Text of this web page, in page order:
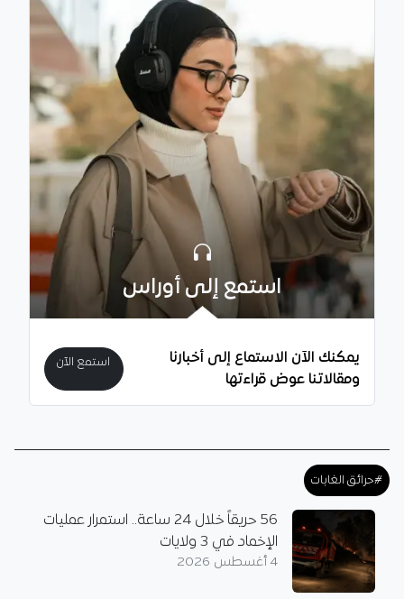
استمع إلى أوراس
يمكنك الآن الاستماع إلى أخبارنا
ومقالاتنا عوض قراءتها
استمع الآن
#حرائق الغابات
56 حريقاً خلال 24 ساعة.. استمرار عمليات
الإخماد في 3 ولايات
4 أغسطس 2026